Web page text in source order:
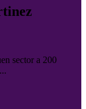
sector a 200